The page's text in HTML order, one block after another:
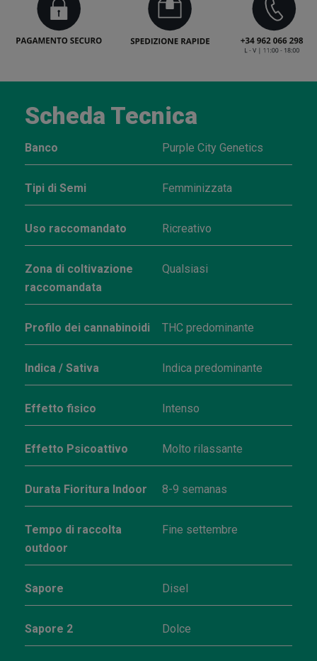
Scheda Tecnica
Banco Purple City Genetics
Tipi di Semi Femminizzata
Uso raccomandato Ricreativo
Zona di coltivazione
raccomandata
Qualsiasi
Profilo dei cannabinoidi THC predominante
Indica / Sativa Indica predominante
Effetto fisico Intenso
Effetto Psicoattivo Molto rilassante
Durata Fioritura Indoor 8-9 semanas
Tempo di raccolta
outdoor
Fine settembre
Sapore Disel
Sapore 2 Dolce